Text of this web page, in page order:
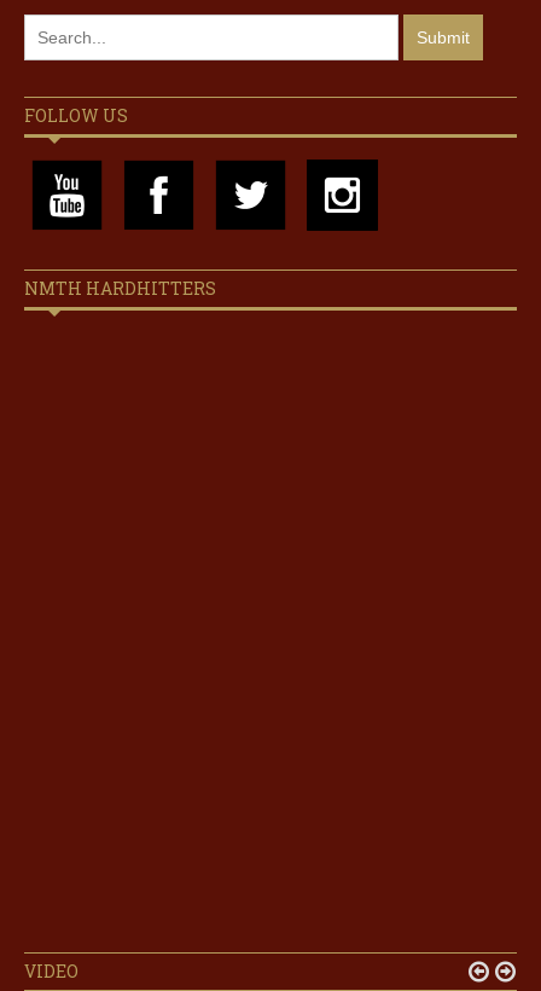
FOLLOW US
NMTH HARDHITTERS
VIDEO  